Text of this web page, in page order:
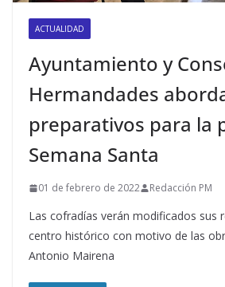
ACTUALIDAD
Ayuntamiento y
Hermandades
preparativos para la
Semana Santa
01 de febrero de 2022 Redacción PM
Las cofradías verán modificados sus
centro histórico con motivo de las
Antonio Mairena